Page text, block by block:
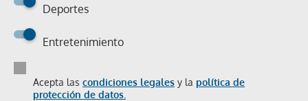
Deportes
Entretenimiento
Acepta las condiciones legales y la política de
protección de datos.